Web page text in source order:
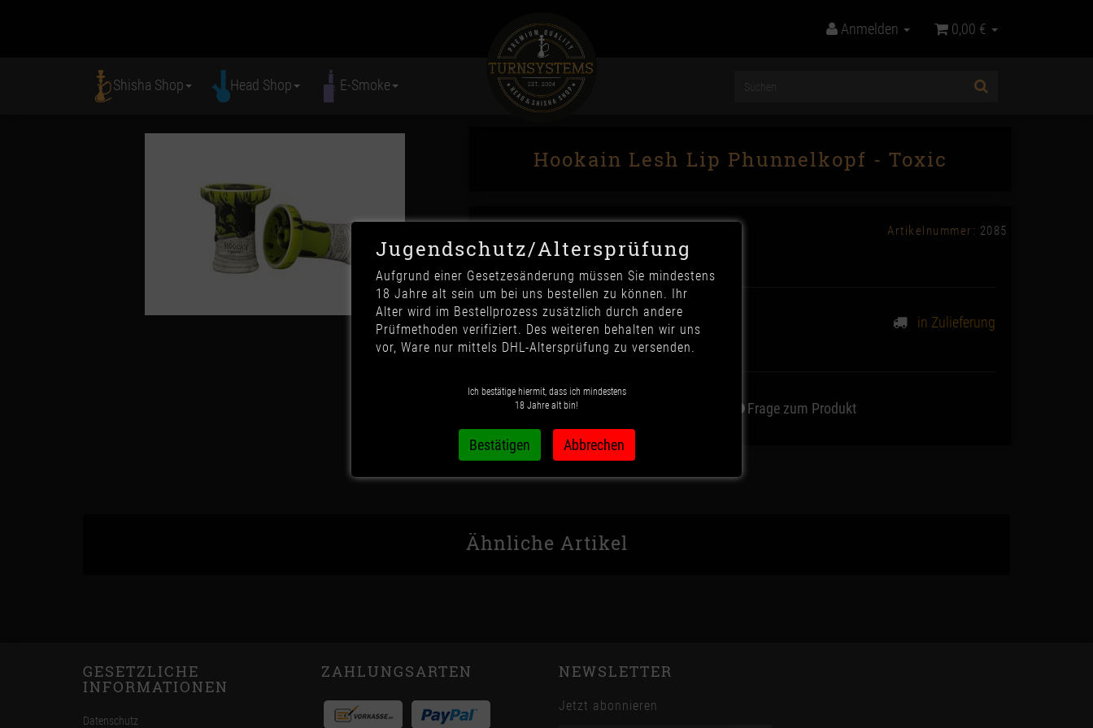
Anmelden 0,00 €
Shisha Shop Head Shop E-Smoke
Hookain Lesh Lip Phunnelkopf - Toxic
Artikelnummer: 2085
22,90 € *
in Zulieferung
Wunschzettel Frage zum Produkt
Ähnliche Artikel
GESETZLICHE
INFORMATIONEN
Datenschutz
ZAHLUNGSARTEN NEWSLETTER
Jetzt abonnieren
Jugendschutz/Altersprüfung
Aufgrund einer Gesetzesänderung müssen Sie mindestens
18 Jahre alt sein um bei uns bestellen zu können. Ihr
Alter wird im Bestellprozess zusätzlich durch andere
Prüfmethoden verifiziert. Des weiteren behalten wir uns
vor, Ware nur mittels DHL-Altersprüfung zu versenden.
Ich bestätige hiermit, dass ich mindestens
18 Jahre alt bin!